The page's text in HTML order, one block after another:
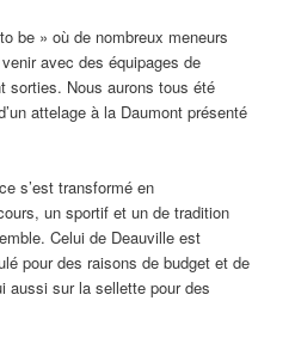
be » où de nombreux meneurs
avec des équipages de
sorties. Nous aurons tous été
attelage à la Daumont présenté
s’est transformé en
un sportif et un de tradition
Celui de Deauville est
pour des raisons de budget et de
aussi sur la sellette pour des